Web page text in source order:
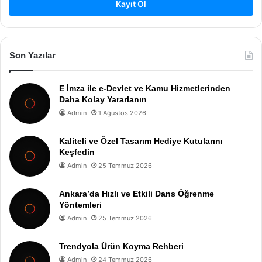
Kayıt Ol
Son Yazılar
E İmza ile e-Devlet ve Kamu Hizmetlerinden
Daha Kolay Yararlanın
Admin 1 Ağustos 2026
Kaliteli ve Özel Tasarım Hediye Kutularını
Keşfedin
Admin 25 Temmuz 2026
Ankara’da Hızlı ve Etkili Dans Öğrenme
Yöntemleri
Admin 25 Temmuz 2026
Trendyola Ürün Koyma Rehberi
Admin 24 Temmuz 2026